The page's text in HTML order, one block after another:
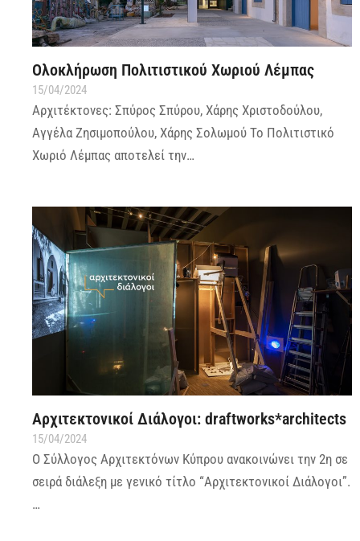
Ολοκλήρωση Πολιτιστικού Χωριού Λέμπας
15/04/2024
Αρχιτέκτονες: Σπύρος Σπύρου, Χάρης Χριστοδούλου,
Αγγέλα Ζησιμοπούλου, Χάρης Σολωμού Το Πολιτιστικό
Χωριό Λέμπας αποτελεί την…
Αρχιτεκτονικοί Διάλογοι: draftworks*architects
15/04/2024
Ο Σύλλογος Αρχιτεκτόνων Κύπρου ανακοινώνει την 2η σε
σειρά διάλεξη με γενικό τίτλο “Αρχιτεκτονικοί Διάλογοι”.
…